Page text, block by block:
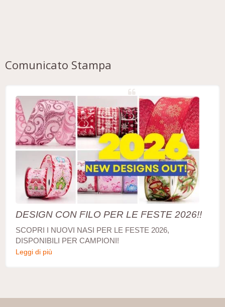
Comunicato Stampa
DESIGN CON FILO PER LE FESTE 2026!!
SCOPRI I NUOVI NASI PER LE FESTE 2026,
DISPONIBILI PER CAMPIONI!
Leggi di più